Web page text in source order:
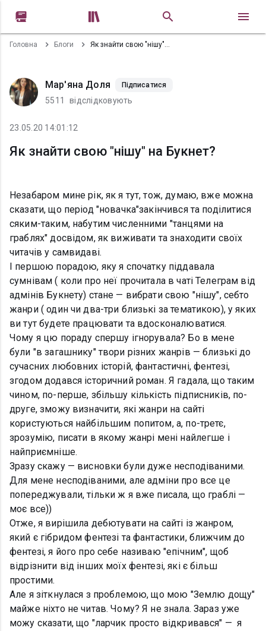
 
Головна Блоги Як знайти свою "нішу" на Букнет?
Мар'яна Доля Підписатися
5511 відслідковують
23.05.20 14:01:12
Як знайти свою "нішу" на Букнет?
Незабаром мине рік, як я тут, тож, думаю, вже можна
сказати, що період "новачка"закінчився та поділитися
сяким-таким, набутим численними "танцями на
граблях" досвідом, як виживати та знаходити своїх
читачів у самвидаві.
І першою порадою, яку я спочатку піддавала
сумнівам ( коли про неї прочитала в чаті Телеграм від
адмінів Букнету) стане — вибрати свою "нішу", себто
жанри ( один чи два-три близькі за тематикою), у яких
ви тут будете працювати та вдосконалюватися.
Чому я цю пораду спершу ігнорувала? Бо в мене
були "в загашнику" твори різних жанрів — близькі до
сучасних любовних історій, фантастичні, фентезі,
згодом додався історичний роман. Я гадала, що таким
чином, по-перше, збільшу кількість підписників, по-
друге, зможу визначити, які жанри на сайті
користуються найбільшим попитом, а, по-третє,
зрозумію, писати в якому жанрі мені найлегше і
найприємніше.
Зразу скажу — висновки були дуже несподіваними.
Для мене несподіваними, але адміни про все це
попереджували, тільки ж я вже писала, що граблі —
моє все))
Отже, я вирішила дебютувати на сайті із жанром,
який є гібридом фентезі та фантастики, ближчим до
фентезі, я його про себе називаю "епічним", щоб
відрізнити від інших моїх фентезі, які є більш
простими.
Але я зіткнулася з проблемою, що мою "Землю дощу"
майже ніхто не читав. Чому? Я не знала. Зараз уже
можу сказати, що "ларчик просто відкривався" — я